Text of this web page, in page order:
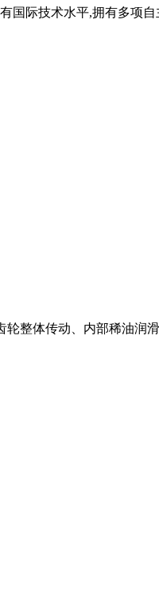
国际技术水平,拥有多项
整体传动、内部稀油润